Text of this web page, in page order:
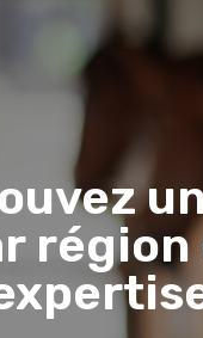
région